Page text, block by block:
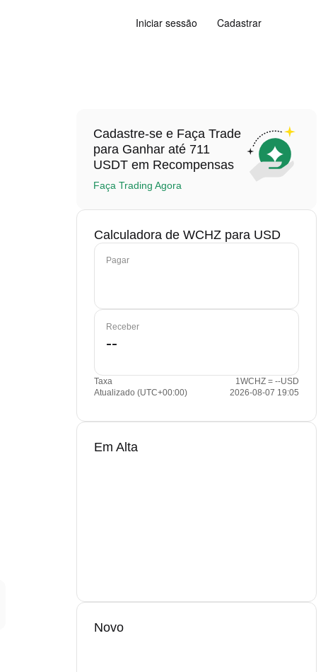
Iniciar sessão Cadastrar
Cadastre-se e Faça Trade
para Ganhar até 711
USDT em Recompensas
Faça Trading Agora
Calculadora de WCHZ para USD
Pagar
Receber
Taxa
1WCHZ = --USD
Atualizado (UTC+00:00)
2026-08-07 19:05
Em Alta
Novo